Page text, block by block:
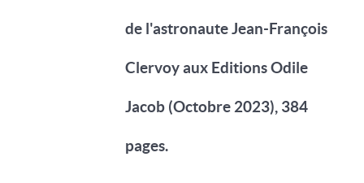
de l'astronaute Jean-François
Clervoy aux Editions Odile
Jacob (Octobre 2023), 384
pages.